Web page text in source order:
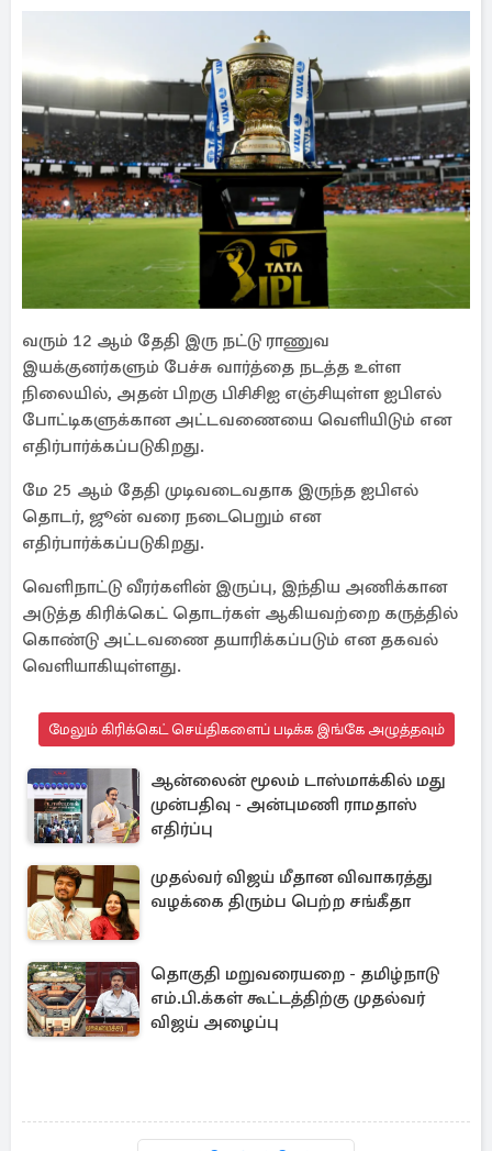
வரும் 12 ஆம் தேதி இரு நட்டு ராணுவ
இயக்குனர்களும் பேச்சு வார்த்தை நடத்த உள்ள
நிலையில், அதன் பிறகு பிசிசிஐ எஞ்சியுள்ள ஐபிஎல்
போட்டிகளுக்கான அட்டவணையை வெளியிடும் என
எதிர்பார்க்கப்படுகிறது.
மே 25 ஆம் தேதி முடிவடைவதாக இருந்த ஐபிஎல்
தொடர், ஜூன் வரை நடைபெறும் என
எதிர்பார்க்கப்படுகிறது.
வெளிநாட்டு வீரர்களின் இருப்பு, இந்திய அணிக்கான
அடுத்த கிரிக்கெட் தொடர்கள் ஆகியவற்றை கருத்தில்
கொண்டு அட்டவணை தயாரிக்கப்படும் என தகவல்
வெளியாகியுள்ளது.
மேலும் கிரிக்கெட் செய்திகளைப் படிக்க இங்கே அழுத்தவும்
ஆன்லைன் மூலம் டாஸ்மாக்கில் மது
முன்பதிவு - அன்புமணி ராமதாஸ்
எதிர்ப்பு
முதல்வர் விஜய் மீதான விவாகரத்து
வழக்கை திரும்ப பெற்ற சங்கீதா
தொகுதி மறுவரையறை - தமிழ்நாடு
எம்.பி.க்கள் கூட்டத்திற்கு முதல்வர்
விஜய் அழைப்பு